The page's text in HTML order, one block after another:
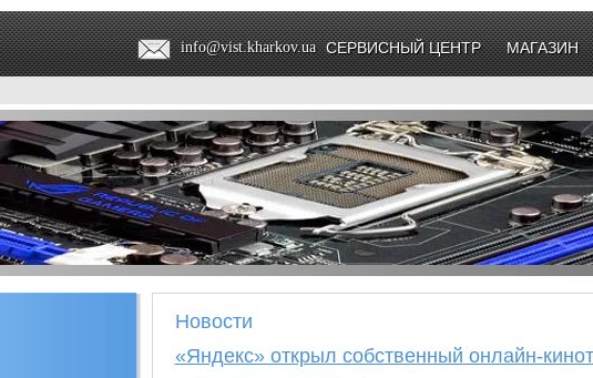
info@vist.kharkov.ua СЕРВИСНЫЙ ЦЕНТР МАГАЗИН
Новости
«Яндекс» открыл собственный онлайн-